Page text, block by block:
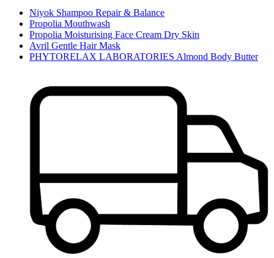
Niyok Shampoo Repair & Balance
Propolia Mouthwash
Propolia Moisturising Face Cream Dry Skin
Avril Gentle Hair Mask
PHYTORELAX LABORATORIES Almond Body Butter